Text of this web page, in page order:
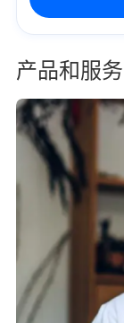
产品和服务